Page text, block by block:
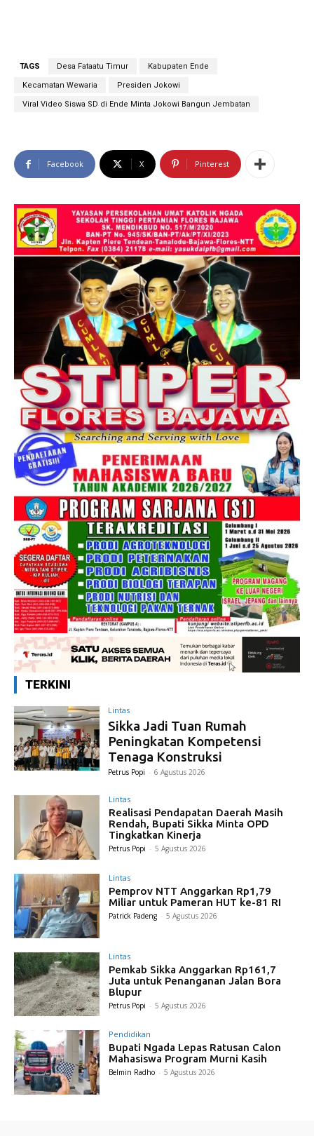
TAGS Desa Fataatu Timur Kabupaten Ende
Kecamatan Wewaria Presiden Jokowi
Viral Video Siswa SD di Ende Minta Jokowi Bangun Jembatan
Facebook X Pinterest
TERKINI
Lintas
Sikka Jadi Tuan Rumah
Peningkatan Kompetensi
Tenaga Konstruksi
Petrus Popi - 6 Agustus 2026
Lintas
Realisasi Pendapatan Daerah Masih
Rendah, Bupati Sikka Minta OPD
Tingkatkan Kinerja
Petrus Popi - 5 Agustus 2026
Lintas
Pemprov NTT Anggarkan Rp1,79
Miliar untuk Pameran HUT ke-81 RI
Patrick Padeng - 5 Agustus 2026
Lintas
Pemkab Sikka Anggarkan Rp161,7
Juta untuk Penanganan Jalan Bora
Blupur
Petrus Popi - 5 Agustus 2026
Pendidikan
Bupati Ngada Lepas Ratusan Calon
Mahasiswa Program Murni Kasih
Belmin Radho - 5 Agustus 2026